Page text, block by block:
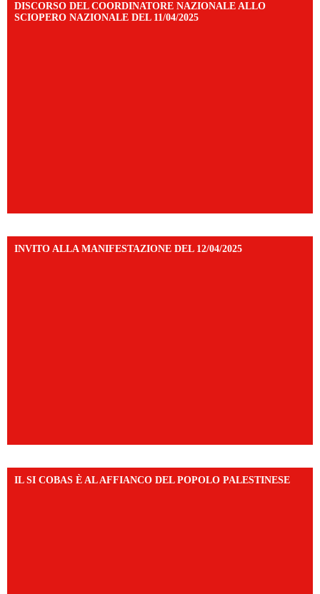
DISCORSO DEL COORDINATORE NAZIONALE ALLO
SCIOPERO NAZIONALE DEL 11/04/2025
INVITO ALLA MANIFESTAZIONE DEL 12/04/2025
IL SI COBAS È AL AFFIANCO DEL POPOLO PALESTINESE